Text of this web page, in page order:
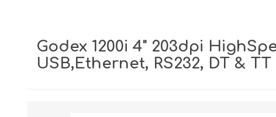
Godex 1200i 4" 203dpi
USB,Ethernet, RS232, DT & TT